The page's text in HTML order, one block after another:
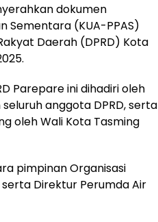
dokumen
Sementara (KUA-PPAS)
Daerah (DPRD) Kota
Parepare ini dihadiri oleh
anggota DPRD, serta
oleh Wali Kota Tasming
pimpinan Organisasi
serta Direktur Perumda Air